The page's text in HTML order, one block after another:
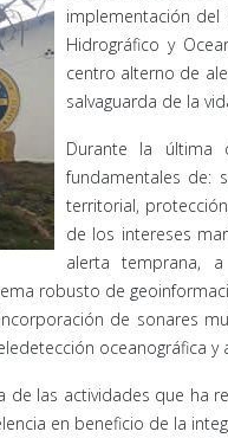
implementación del
Hidrográfico y
centro alterno de
salvaguarda de la
Durante la última
fundamentales de:
territorial,
de los intereses
alerta temprana,
robusto de
de sonares
oceanográfica
de las actividades que
en beneficio de la